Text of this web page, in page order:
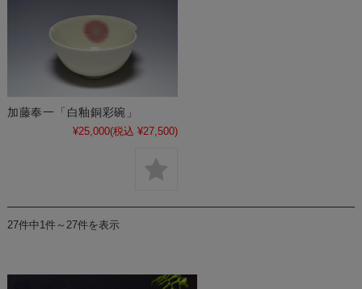
加藤奉一「白釉銅彩碗」
¥25,000(税込 ¥27,500)
27件中1件～27件を表示